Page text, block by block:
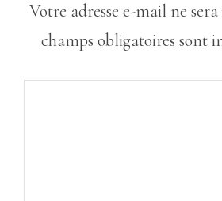
Votre adresse e-mail ne
champs obligatoires sont